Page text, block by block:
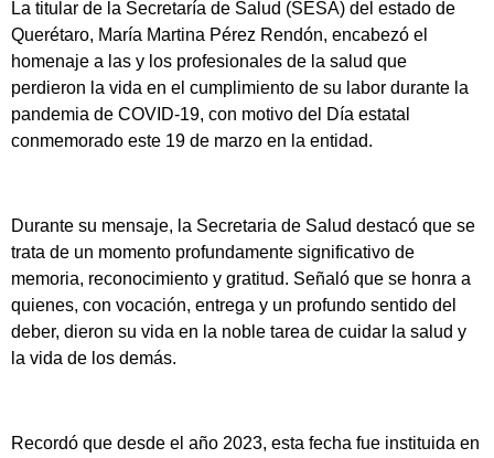
La titular de la Secretaría de Salud (SESA) del estado de
Querétaro, María Martina Pérez Rendón, encabezó el
homenaje a las y los profesionales de la salud que
perdieron la vida en el cumplimiento de su labor durante la
pandemia de COVID-19, con motivo del Día estatal
conmemorado este 19 de marzo en la entidad.
Durante su mensaje, la Secretaria de Salud destacó que se
trata de un momento profundamente significativo de
memoria, reconocimiento y gratitud. Señaló que se honra a
quienes, con vocación, entrega y un profundo sentido del
deber, dieron su vida en la noble tarea de cuidar la salud y
la vida de los demás.
Recordó que desde el año 2023, esta fecha fue instituida en